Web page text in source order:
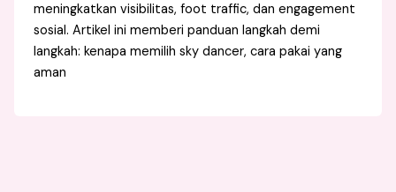
meningkatkan visibilitas, foot traffic, dan engagement
sosial. Artikel ini memberi panduan langkah demi
langkah: kenapa memilih sky dancer, cara pakai yang
aman